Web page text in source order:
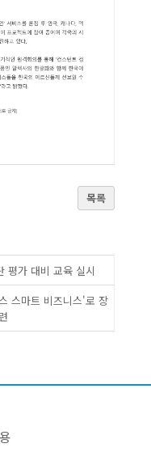
목록
평가 대비 교육 실시
스마트 비즈니스'로 장